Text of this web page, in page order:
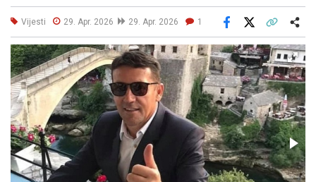
Vijesti 29. Apr. 2026 29. Apr. 2026 1
Facebook